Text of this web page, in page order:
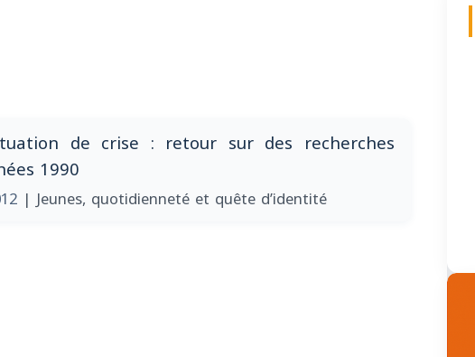
de crise : retour sur des recherches
1990
| Jeunes, quotidienneté et quête d’identité